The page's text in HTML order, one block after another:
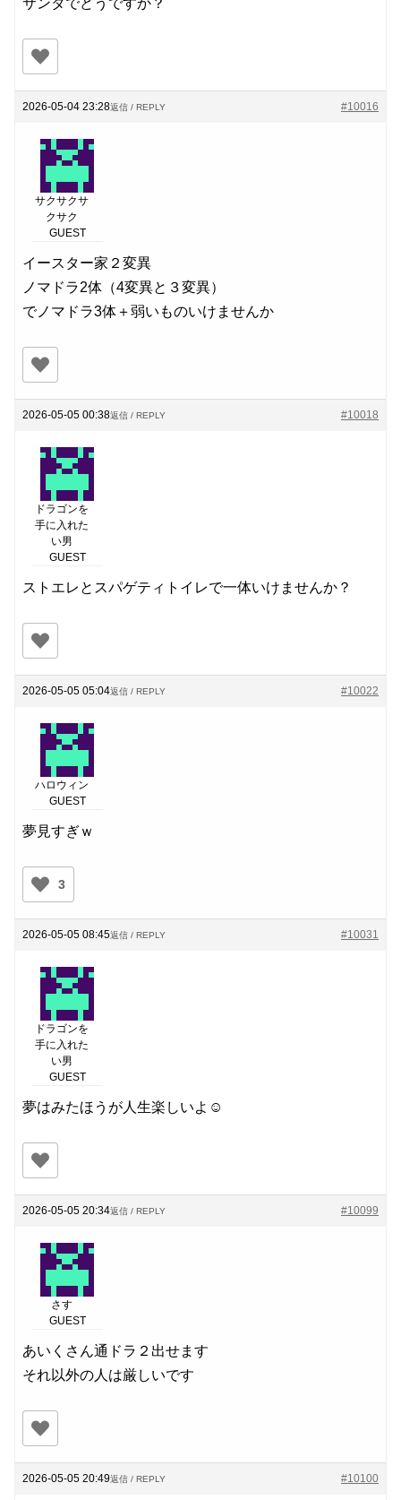
サンタでどうですか？
2026-05-04 23:28 #10016
返信 / REPLY
サクサクサ
クサク
GUEST
イースター家２変異
ノマドラ2体（4変異と３変異）
でノマドラ3体＋弱いものいけませんか
2026-05-05 00:38 #10018
返信 / REPLY
ドラゴンを
手に入れた
い男
GUEST
ストエレとスパゲティトイレで一体いけませんか？
2026-05-05 05:04 #10022
返信 / REPLY
ハロウィン
GUEST
夢見すぎｗ
3
2026-05-05 08:45 #10031
返信 / REPLY
ドラゴンを
手に入れた
い男
GUEST
夢はみたほうが人生楽しいよ☺️
2026-05-05 20:34 #10099
返信 / REPLY
さす
GUEST
あいくさん通ドラ２出せます
それ以外の人は厳しいです
2026-05-05 20:49 #10100
返信 / REPLY